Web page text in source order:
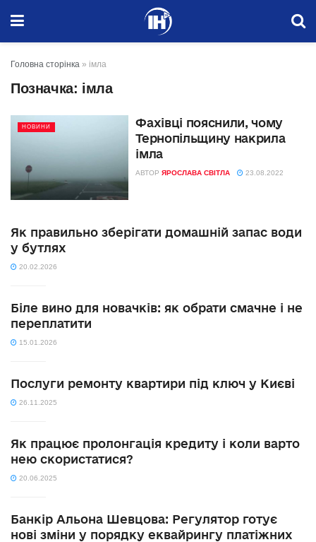
Головна сторінка » імла
Позначка: імла
НОВИНИ
Фахівці пояснили, чому
Тернопільщину накрила
імла
АВТОР ЯРОСЛАВА СВІТЛА 23.08.2022
Як правильно зберігати домашній запас води
у бутлях
20.02.2026
Біле вино для новачків: як обрати смачне і не
переплатити
15.01.2026
Послуги ремонту квартири під ключ у Києві
26.11.2025
Як працює пролонгація кредиту і коли варто
нею скористатися?
20.06.2025
Банкір Альона Шевцова: Регулятор готує
нові зміни у порядку еквайрингу платіжних